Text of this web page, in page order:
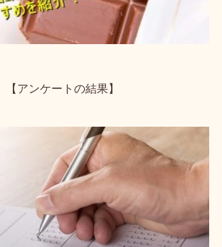
【アンケートの結果】